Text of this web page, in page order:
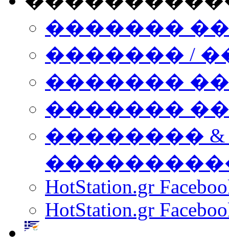
�������
������� /
�������
������� ���
��������
HotStation.gr
HotStation.gr